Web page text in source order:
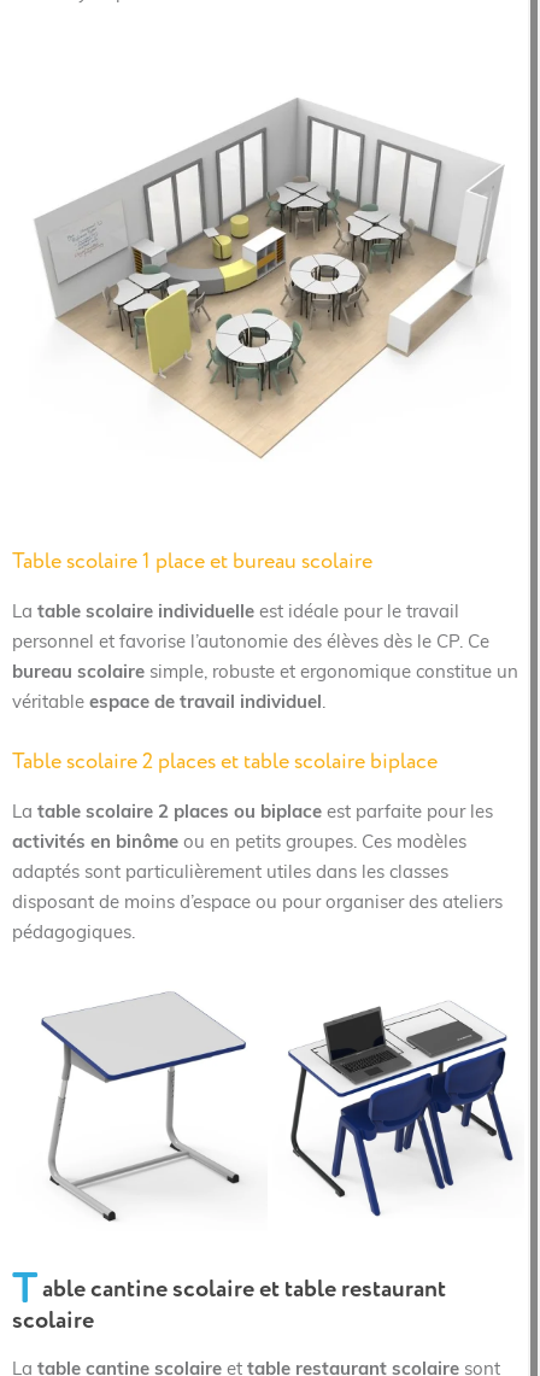
Table scolaire 1 place et bureau scolaire
La table scolaire individuelle est idéale pour le travail
personnel et favorise l’autonomie des élèves dès le CP. Ce
bureau scolaire simple, robuste et ergonomique constitue un
véritable espace de travail individuel.
Table scolaire 2 places et table scolaire biplace
La table scolaire 2 places ou biplace est parfaite pour les
activités en binôme ou en petits groupes. Ces modèles
adaptés sont particulièrement utiles dans les classes
disposant de moins d’espace ou pour organiser des ateliers
pédagogiques.
Table cantine scolaire et table restaurant
scolaire
La table cantine scolaire et table restaurant scolaire sont